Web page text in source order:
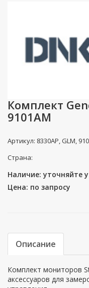
Комплект
9101AM
Артикул: 8330AP, GLM,
Страна:
Наличие: уточняйте
Цена: по запросу
Описание
Комплект мониторов
аксессуаров для